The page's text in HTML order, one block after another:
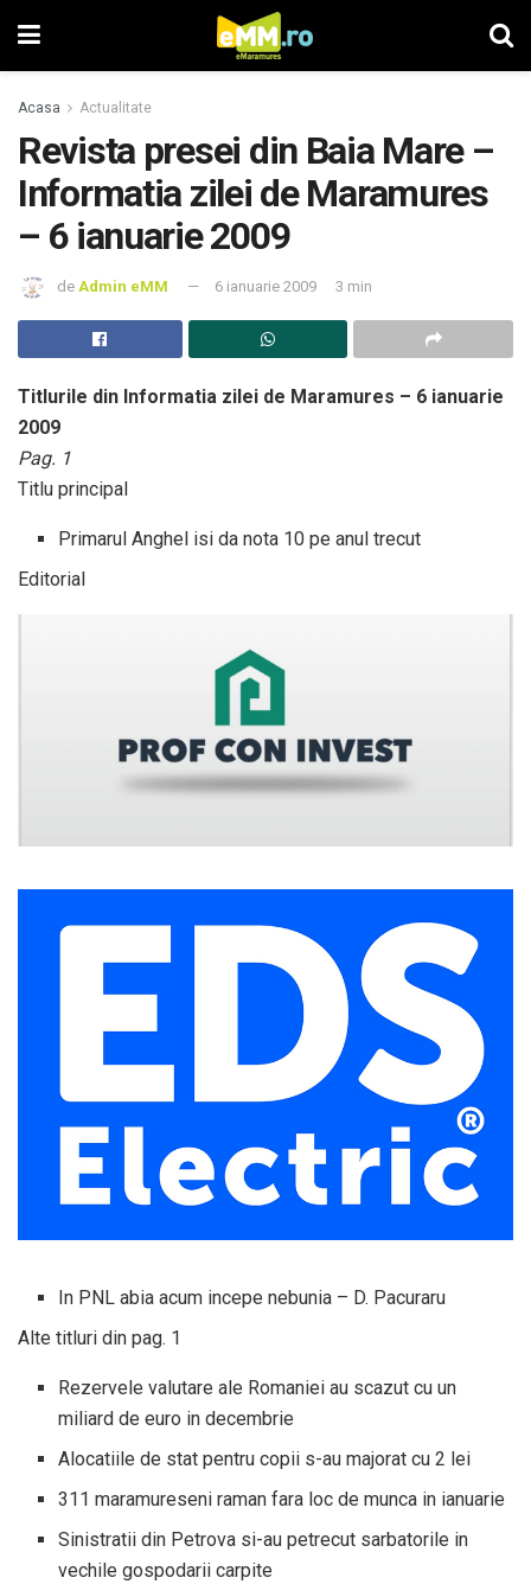
Acasa Actualitate
Revista presei din Baia Mare –
Informatia zilei de Maramures
– 6 ianuarie 2009
de Admin eMM 6 ianuarie 2009 3 min
Titlurile din Informatia zilei de Maramures – 6 ianuarie
2009
Pag. 1
Titlu principal
Primarul Anghel isi da nota 10 pe anul trecut
Editorial
In PNL abia acum incepe nebunia – D. Pacuraru
Alte titluri din pag. 1
Rezervele valutare ale Romaniei au scazut cu un
miliard de euro in decembrie
Alocatiile de stat pentru copii s-au majorat cu 2 lei
311 maramureseni raman fara loc de munca in ianuarie
Sinistratii din Petrova si-au petrecut sarbatorile in
vechile gospodarii carpite